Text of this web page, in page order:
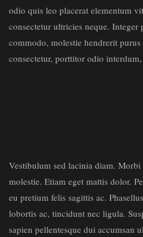
odio quis leo placerat elementum
consectetur ultricies neque. Integer
commodo, molestie hendrerit
consectetur, porttitor odio
Vestibulum sed lacinia diam.
molestie. Etiam eget mattis dolor.
eu pretium felis sagittis ac.
lobortis ac, tincidunt nec ligula.
sapien pellentesque dui accumsan